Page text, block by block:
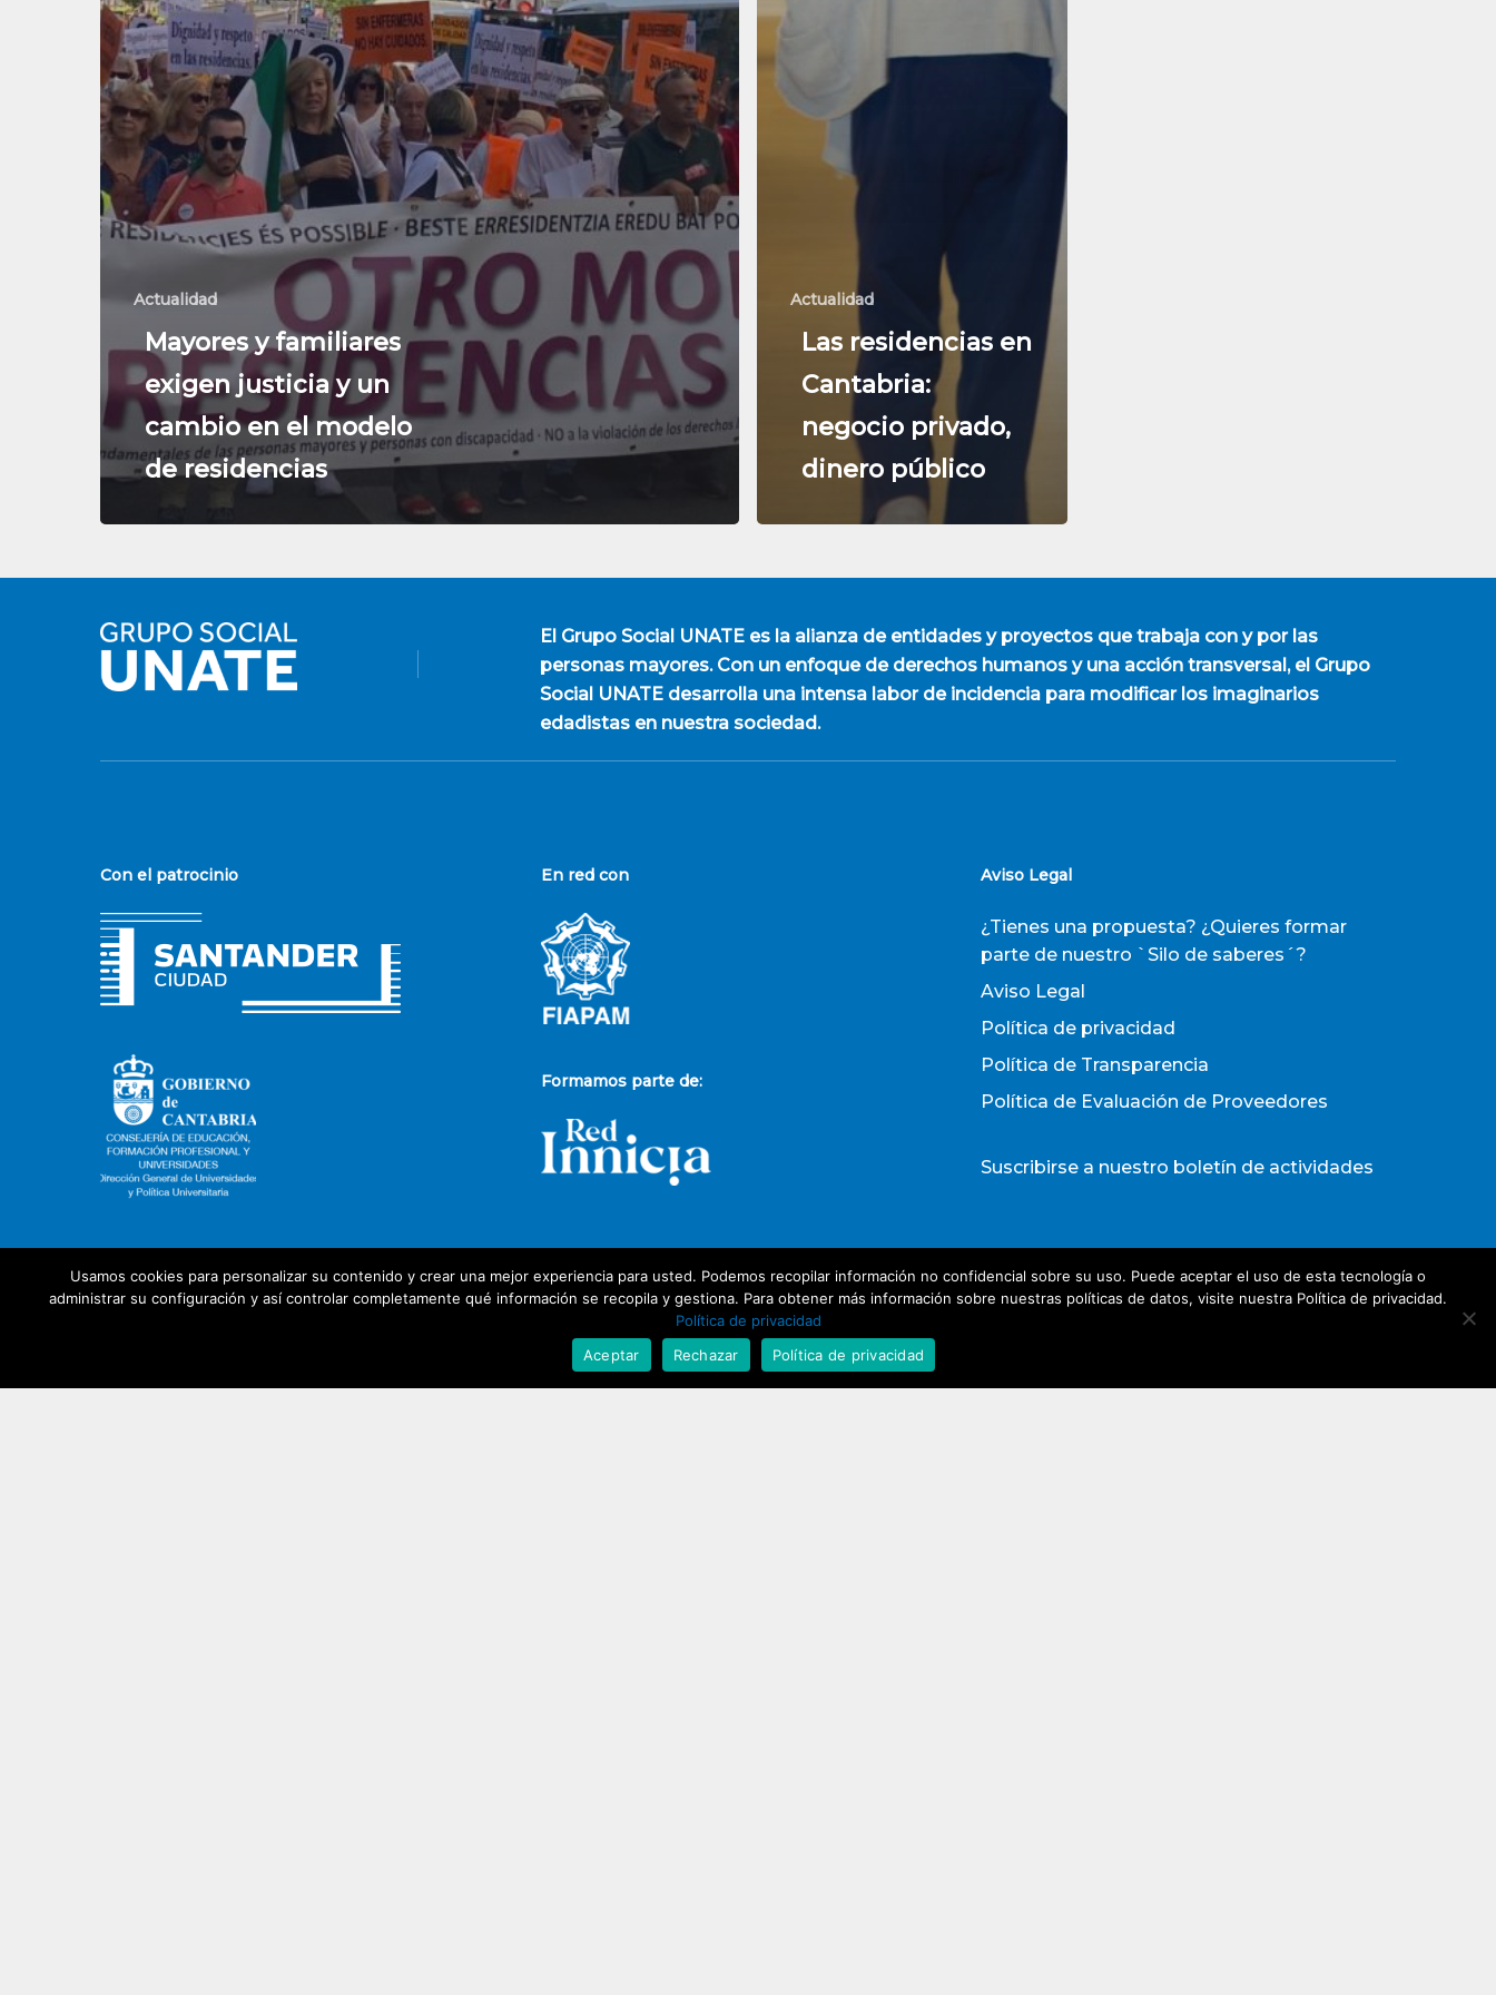
Actualidad
Mayores y familiares
exigen justicia y un
cambio en el modelo
de residencias
Actualidad
Las residencias en
Cantabria:
negocio privado,
dinero público
El Grupo Social UNATEes la alianza de entidades y proyectos que trabaja con y por las
personas mayores. Con un enfoque de derechos humanos y una acción transversal, el Grupo
Social UNATE desarrolla una intensa labor de incidencia para modificar los imaginarios
edadistas en nuestra sociedad.
Con el patrocinio En red con
Formamos parte de:
Aviso Legal
¿Tienes una propuesta? ¿Quieres formar
parte de nuestro `Silo de saberes´?
Aviso Legal
Política de privacidad
Política de Transparencia
Política de Evaluación de Proveedores
Suscribirse a nuestro boletín de actividades
Política de Privacidad
Usamos cookies para personalizar su contenido y crear una mejor experiencia para usted. Podemos recopilar información no confidencial sobre su uso. Puede aceptar el uso de esta tecnología o
administrar su configuración y así controlar completamente qué información se recopila y gestiona. Para obtener más información sobre nuestras políticas de datos, visite nuestra Política de privacidad.
Política de privacidad
Aceptar
Rechazar Política de privacidad